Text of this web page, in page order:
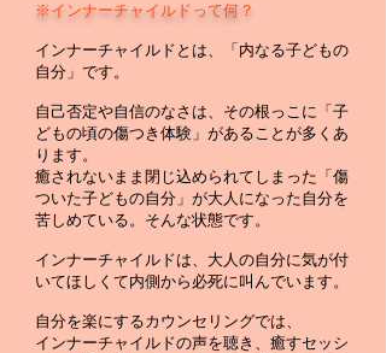
※インナーチャイルドって何？
インナーチャイルドとは、「内なる子どもの
自分」です。
自己否定や自信のなさは、その根っこに「子
どもの頃の傷つき体験」があることが多くあ
ります。
癒されないまま閉じ込められてしまった「傷
ついた子どもの自分」が大人になった自分を
苦しめている。そんな状態です。
インナーチャイルドは、大人の自分に気が付
いてほしくて内側から必死に叫んでいます。
自分を楽にするカウンセリングでは、
インナーチャイルドの声を聴き、癒すセッシ